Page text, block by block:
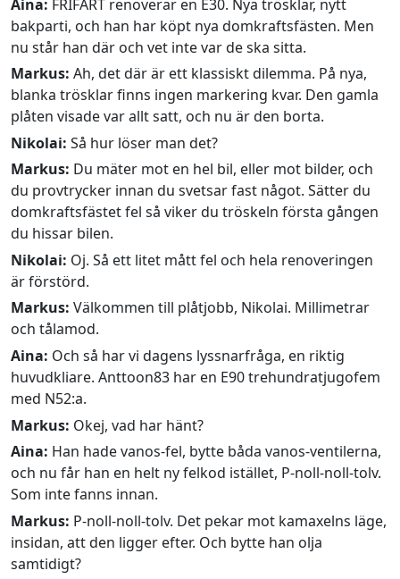
Aina: FRIFART renoverar en E30. Nya trösklar, nytt
bakparti, och han har köpt nya domkraftsfästen. Men
nu står han där och vet inte var de ska sitta.
Markus: Ah, det där är ett klassiskt dilemma. På nya,
blanka trösklar finns ingen markering kvar. Den gamla
plåten visade var allt satt, och nu är den borta.
Nikolai: Så hur löser man det?
Markus: Du mäter mot en hel bil, eller mot bilder, och
du provtrycker innan du svetsar fast något. Sätter du
domkraftsfästet fel så viker du tröskeln första gången
du hissar bilen.
Nikolai: Oj. Så ett litet mått fel och hela renoveringen
är förstörd.
Markus: Välkommen till plåtjobb, Nikolai. Millimetrar
och tålamod.
Aina: Och så har vi dagens lyssnarfråga, en riktig
huvudkliare. Anttoon83 har en E90 trehundratjugofem
med N52:a.
Markus: Okej, vad har hänt?
Aina: Han hade vanos-fel, bytte båda vanos-ventilerna,
och nu får han en helt ny felkod istället, P-noll-noll-tolv.
Som inte fanns innan.
Markus: P-noll-noll-tolv. Det pekar mot kamaxelns läge,
insidan, att den ligger efter. Och bytte han olja
samtidigt?